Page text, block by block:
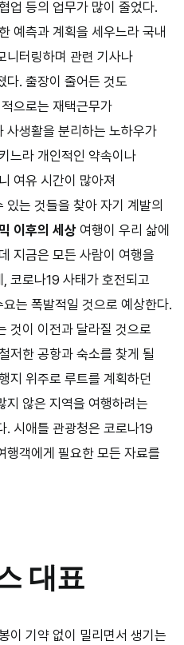
업 등의 업무가 많이 줄었다.
예측과 계획을 세우느라 국내
니터링하며 관련 기사나
다. 출장이 줄어든 것도
으로는 재택근무가
사생활을 분리하는 노하우가
느라 개인적인 약속이나
여유 시간이 많아져
는 것들을 찾아 자기 계발의
이후의 세상 여행이 우리 삶에
지금은 모든 사람이 여행을
, 코로나19 사태가 호전되고
는 폭발적일 것으로 예상한다.
것이 이전과 달라질 것으로
저한 공항과 숙소를 찾게 될
지 위주로 루트를 계획하던
지 않은 지역을 여행하려는
. 시애틀 관광청은 코로나19
행객에게 필요한 모든 자료를
대표
이 기약 없이 밀리면서 생기는